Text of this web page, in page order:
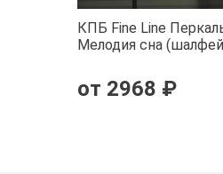
КПБ Fine Line
Мелодия сна
от 2968 ₽